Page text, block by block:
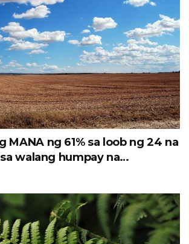
MANA ng 61% sa loob ng 24 na
walang humpay na…